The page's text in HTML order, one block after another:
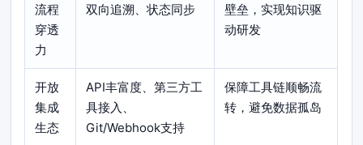
流程
穿透
力
双向追溯、状态同步
壁垒，实现知识驱
动研发
开放
集成
生态
API丰富度、第三方工
具接入、
Git/Webhook支持
保障工具链顺畅流
转，避免数据孤岛